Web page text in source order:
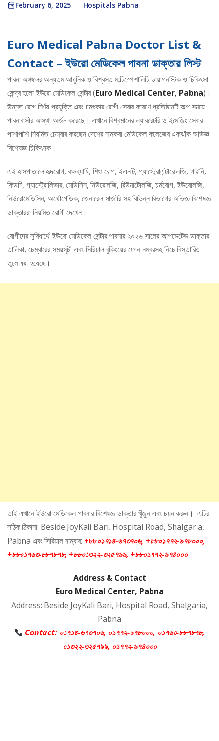
February 6, 2025 Hospitals Pabna
Euro Medical Pabna Doctor List &
Contact – ইউরো মেডিকেল পাবনাডাক্তার লিস্ট
পাবনা অঞ্চলের অন্যতম আধুনিক ও বিশ্বস্ত মাল্টিস্পেশালিটি ডায়াগনস্টিক ও চিকিৎসা
কেন্দ্র হলো ইউরো মেডিকেল সেন্টার (Euro Medical Center, Pabna)।
উন্নত রোগ নির্ণয় প্রযুক্তি এবং চমৎকার রোগী সেবার কারণে প্রতিষ্ঠানটি অল্প সময়ে
পাবনাবাসীর আস্থা অর্জন করেছে। এখানে বিশ্বমানের ল্যাবরেটরি ও ইমেজিং সেবার
পাশাপাশি নিয়মিত চেম্বার করছেন দেশের নামকরা মেডিকেল কলেজের একঝাঁক অভিজ্ঞ
বিশেষজ্ঞ চিকিৎসক।
এই হাসপাতালে হৃদরোগ, বক্ষব্যাধি, শিশু রোগ, ইএনটি, গ্যাস্ট্রোএন্টারোলজি, গাইনি,
কিডনি, গ্যাস্ট্রোলিভার, মেডিসিন, নিউরোলজি, রিউমাটোলজি, চর্মরোগ, ইউরোলজি,
নিউরোমেডিসিন, অর্থোপেডিক, জেনারেল সার্জারি সহ বিভিন্ন বিভাগের অভিজ্ঞ বিশেষজ্ঞ
ডাক্তাররা নিয়মিত রোগী দেখেন।
রোগীদের সুবিধার্থে ইউরো মেডিকেল সেন্টার পাবনার ২০২৬ সালের আপডেটেড ডাক্তার
তালিকা, চেম্বারের সময়সূচী এবং সিরিয়াল বুকিংয়ের ফোন নম্বরসহ নিচে বিস্তারিত
তুলে ধরা হয়েছে।
তাই এখানে ইউরো মেডিকেল পাবনার বিশেষজ্ঞ ডাক্তার খুঁজুন এবং চয়ন করুন। এটির
সঠিক ঠিকানা: Beside JoyKali Bari, Hospital Road, Shalgaria,
Pabna এবং সিরিয়াল নাম্বার: +৮৮০১৭১৪-৬৭৩৭০৬, +৮৮০১৭৭২-৯৭৮০০০,
+৮৮০১৭৬৩-৮৮৭৮৭৮, +৮৮০১৩২২-৩২৫৭৯৯, +৮৮০১৭৭২-৯৭৪০০০।
Address & Contact
Euro Medical Center, Pabna
Address: Beside JoyKali Bari, Hospital Road, Shalgaria,
Pabna
Contact: ০১৭১৪-৬৭৩৭০৬, ০১৭৭২-৯৭৮০০০, ০১৭৬৩-৮৮৭৮৭৮,
০১৩২২-৩২৫৭৯৯, ০১৭৭২-৯৭৪০০০